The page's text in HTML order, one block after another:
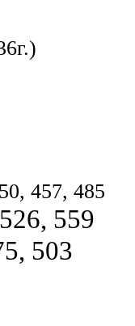
457, 485
559
503